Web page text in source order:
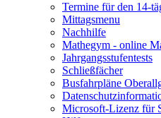
Termine für den 14-
Mittagsmenu
Nachhilfe
Mathegym - online
Jahrgangsstufentests
Schließfächer
Busfahrpläne
Microsoft-Lizenz für